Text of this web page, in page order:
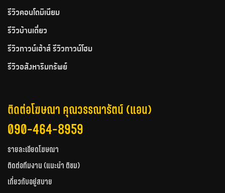
รีวิวคอนโดมิเนียม
รีวิวบ้านเดี่ยว
รีวิวทาวน์เฮ้าส์ รีวิวทาวน์โฮม
รีวิวอสังหาริมทรัพย์
ติดต่อโฆษณา คุณวรรณารัตน์ (แอน)
090-464-8959
รายละเอียดโฆษณา
ติดต่อทีมงาน (แนะนำ ติชม)
เกี่ยวกับอยู่สบาย